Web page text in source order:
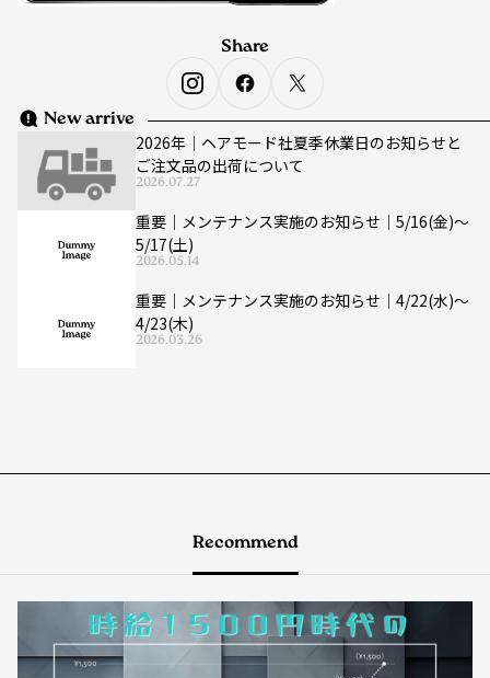
New arrive
2026年｜ヘアモード社夏季休業日のお知らせと
ご注文品の出荷について
2026.07.27
重要｜メンテナンス実施のお知らせ｜5/16(金)〜
5/17(土)
2026.05.14
重要｜メンテナンス実施のお知らせ｜4/22(水)〜
4/23(木)
2026.03.26
Share
Recommend